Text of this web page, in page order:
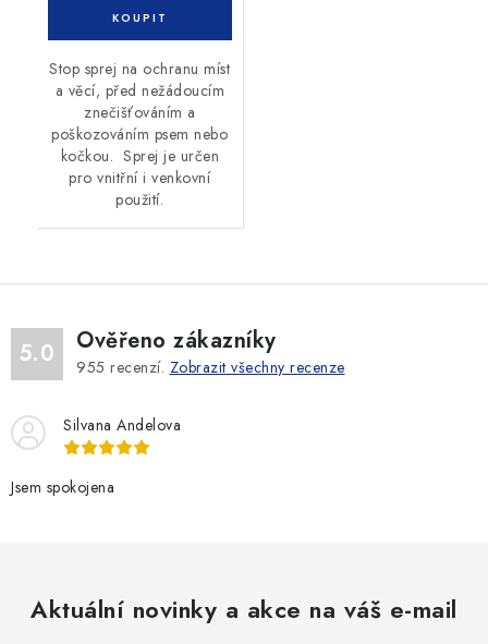
Stop sprej na ochranu míst
a věcí, před nežádoucím
znečišťováním a
poškozováním psem nebo
kočkou. Sprej je určen
pro vnitřní i venkovní
použití.
5.0 Ověřeno zákazníky
955 recenzí. Zobrazit všechny recenze
Silvana Andelova
Jsem spokojena
Aktuální novinky a akce na váš e-mail